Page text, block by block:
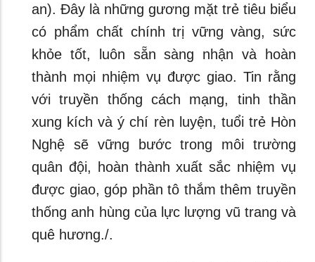
an). Đây là những gương mặt trẻ tiêu biểu
có phẩm chất chính trị vững vàng, sức
khỏe tốt, luôn sẵn sàng nhận và hoàn
thành mọi nhiệm vụ được giao. Tin rằng
với truyền thống cách mạng, tinh thần
xung kích và ý chí rèn luyện, tuổi trẻ Hòn
Nghệ sẽ vững bước trong môi trường
quân đội, hoàn thành xuất sắc nhiệm vụ
được giao, góp phần tô thắm thêm truyền
thống anh hùng của lực lượng vũ trang và
quê hương./.